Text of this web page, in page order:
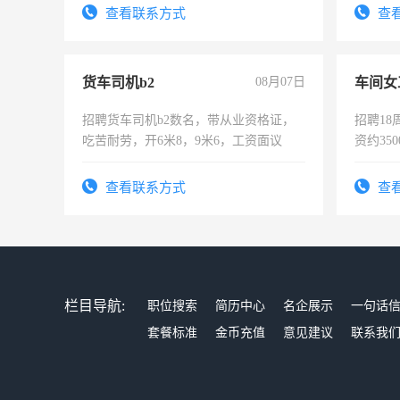
宿，免费发放劳保用品，两班倒，每月
查看联系方式 查
货车司机b2 08月07日
招聘货车司机b2数名，带从业资格证，
吃苦耐劳，开6米8，9米6，工资面议
查看联系方式
车间
招聘18
资约
查
栏目导航: 职位搜索 简历中心 名企展示
一句话
套餐标准
金币充值 意见建议 联系我们